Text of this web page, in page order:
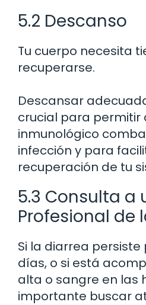
5.2 Descanso
Tu cuerpo necesita
recuperarse.
Descansar
crucial para permitir
inmunológico
infección y para
recuperación de tu
5.3 Consulta a
Profesional de
Si la diarrea
días, o si está
alta o sangre en las
importante buscar